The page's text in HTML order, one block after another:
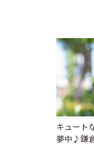
キュート
夢中♪鎌